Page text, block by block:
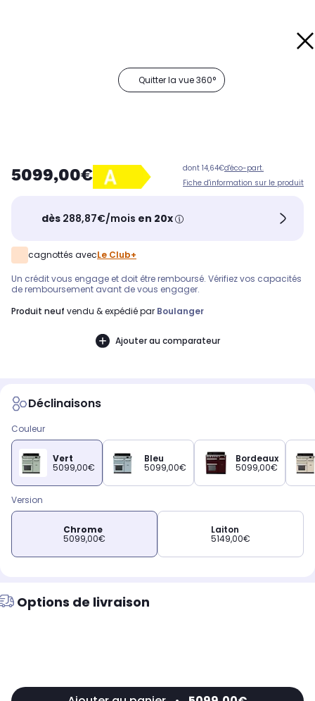
Quitter la vue 360°
5099,00€ dont 14,64€d'éco-part.
Fiche d'information sur le produit
dès 288,87€/mois en 20x
cagnottés avecLe Club+
Un crédit vous engage et doit être remboursé. Vérifiez vos capacités
de remboursement avant de vous engager.
produit neuf vendu & expédié par Boulanger
Ajouter au comparateur
Déclinaisons
Couleur
Vert
5099,00€
Bleu
5099,00€
Bordeaux
5099,00€
Version
Chrome
5099,00€
Laiton
5149,00€
Options de livraison